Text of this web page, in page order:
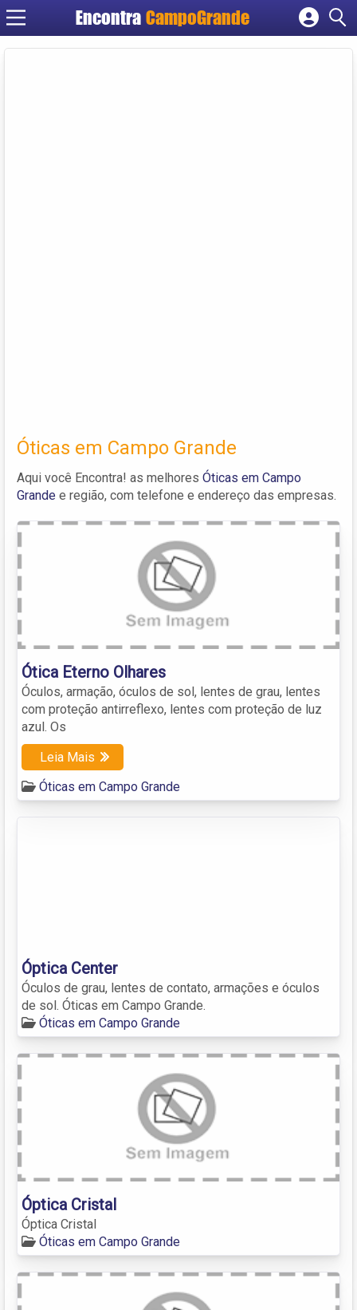
Encontra CampoGrande
Cadastrar empresa
Óticas em Campo Grande
Aqui você Encontra! as melhores Óticas em Campo
Grande e região, com telefone e endereço das empresas.
Ótica Eterno Olhares
Óculos, armação, óculos de sol, lentes de grau, lentes
com proteção antirreflexo, lentes com proteção de luz
azul. Os
Leia Mais
Óticas em Campo Grande
Óptica Center
Óculos de grau, lentes de contato, armações e óculos
de sol. Óticas em Campo Grande.
Óticas em Campo Grande
Óptica Cristal
Óptica Cristal
Óticas em Campo Grande